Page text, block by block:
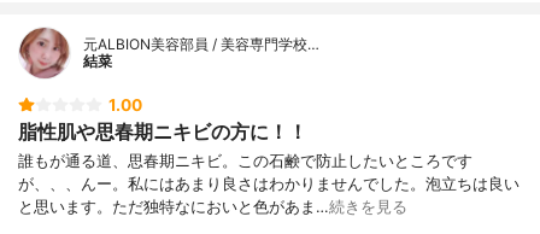
元ALBION美容部員 / 美容専門学校…
結菜
1.00
脂性肌や思春期ニキビの方に！！
誰もが通る道、思春期ニキビ。この石鹸で防止したいところです
が、、、んー。私にはあまり良さはわかりませんでした。泡立ちは良い
と思います。ただ独特なにおいと色があま…続きを見る